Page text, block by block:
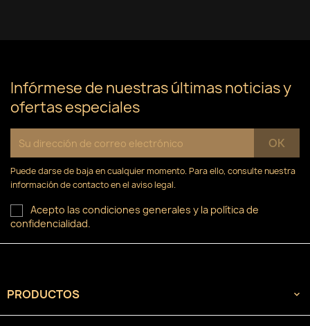
Infórmese de nuestras últimas noticias y
ofertas especiales
Puede darse de baja en cualquier momento. Para ello, consulte nuestra
información de contacto en el aviso legal.
Acepto las condiciones generales y la política de
confidencialidad.
PRODUCTOS 